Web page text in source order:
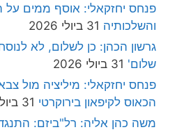
פנחס יחזקאלי: אוסף ממים
והשלכותיה 31 ביולי 2026
גרשון הכהן: כן לשלום, לא
שלום' 31 ביולי 2026
פנחס יחזקאלי: מיליציה מול
הכאוס לקיפאון בירוקרטי 31 ביולי 2026
משה כהן אליה: רל"ביזם: